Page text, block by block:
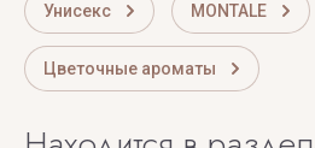
Унисекс MONTALE
Цветочные ароматы